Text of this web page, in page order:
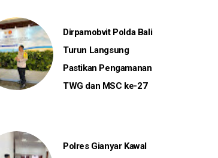
Dirpamobvit Polda Bali
Turun Langsung
Pastikan Pengamanan
TWG dan MSC ke-27
Polres Gianyar Kawal